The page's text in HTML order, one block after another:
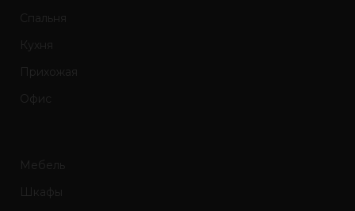
Спальня
Кухня
Прихожая
Офис
Мебель
Шкафы